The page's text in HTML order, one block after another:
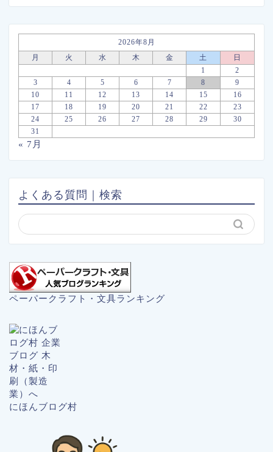
2026年8月
月
火 水 木 金 土
日
1
2
3
4 5 6 7 8
9
10
11 12 13 14 15
16
17
18 19 20 21 22
23
24
25 26 27 28 29
30
31
« 7月
よくある質問｜検索
ペーパークラフト・文具ランキング
にほんブログ村